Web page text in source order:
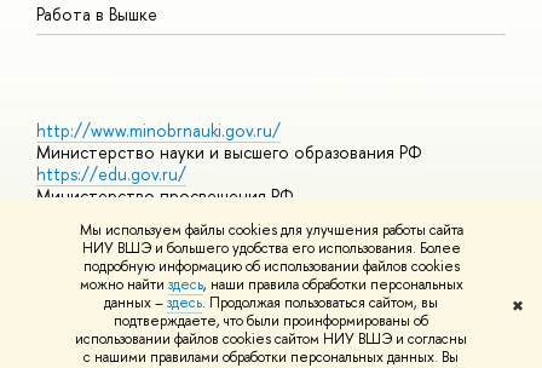
Мы используем файлы cookies для улучшения работы сайта
НИУ ВШЭ и большего удобства его использования. Более
подробную информацию об использовании файлов cookies
можно найти здесь, наши правила обработки персональных
данных –здесь. Продолжая пользоваться сайтом, вы
подтверждаете, что были проинформированы об
использовании файлов cookies сайтом НИУ ВШЭ и согласны
с нашими правилами обработки персональных данных. Вы
✖
Работа в Вышке
http://www.minobrnauki.gov.ru/
Министерство науки и высшего образования РФ
https://edu.gov.ru/
Министерство просвещения РФ
https://elearning.hse.ru/mooc
Массовые открытые онлайн-курсы
© НИУ ВШЭ 1993–2026 Адреса и контактыУсловия
использования материалов Политика конфиденциальности